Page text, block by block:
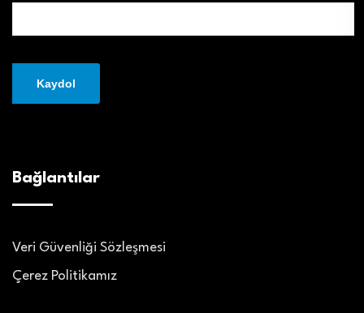
Bağlantılar
Veri Güvenliği Sözleşmesi
Çerez Politikamız